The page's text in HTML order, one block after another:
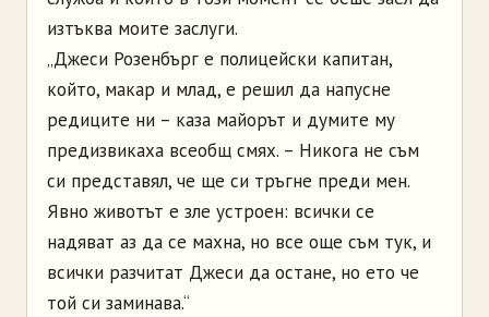
изтъква моите заслуги.
„Джеси Розенбърг е полицейски капитан,
който, макар и млад, е решил да напусне
редиците ни – каза майорът и думите му
предизвикаха всеобщ смях. – Никога не съм
си представял, че ще си тръгне преди мен.
Явно животът е зле устроен: всички се
надяват аз да се махна, но все още съм тук, и
всички разчитат Джеси да остане, но ето че
той си заминава.“